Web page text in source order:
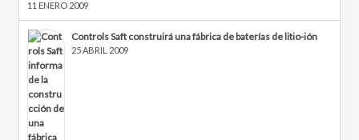
11 ENERO 2009
Controls Saft construirá una fábrica de baterías de litio-ión
25 ABRIL 2009